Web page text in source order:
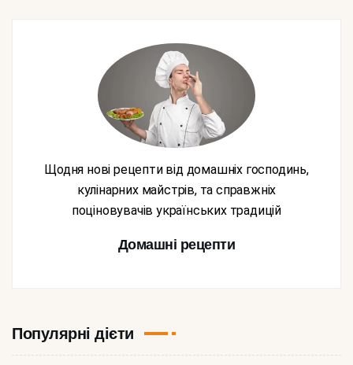
Щодня нові рецепти від домашніх господинь,
кулінарних майстрів, та справжніх
поціновувачів українських традицій
Домашні рецепти
Популярні дієти